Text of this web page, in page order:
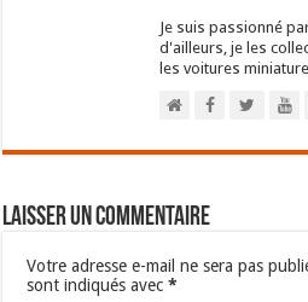
Je suis passionné
d'ailleurs, je les
les voitures
Laisser un commentaire
Votre adresse e-mail ne sera pas
sont indiqués avec*